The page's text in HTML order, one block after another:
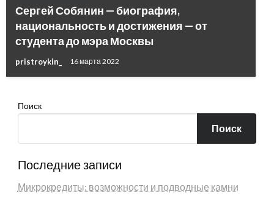
Сергей Собянин — биография,
национальность и достижения — от
студента до мэра Москвы
pristroykin_ 16 марта 2022
Поиск
Поиск
Последние записи
Микрокредиты: возможности и подводные камни